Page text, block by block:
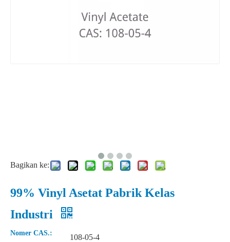
Bagikan ke:
99% Vinyl Asetat Pabrik Kelas
Industri
Nomer CAS.: 108-05-4